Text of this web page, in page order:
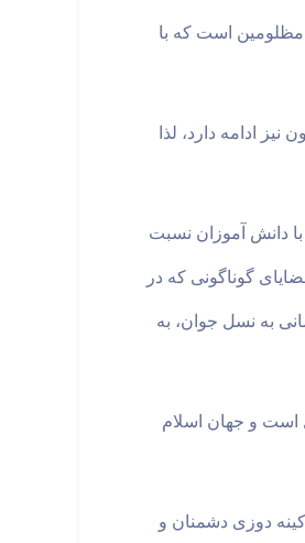
است که با
ادامه دارد، لذا
دانش آموزان نسبت
گوناگونی که در
داشته باشید."، لذا آگاهی رسانی به نسل جوان، به
است و جهان اسلام
دوزی دشمنان و